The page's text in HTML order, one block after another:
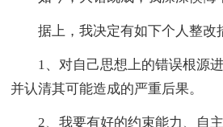
据上，我决定有如下个人整改
1、对自己思想上的错误根源进
并认清其可能造成的严重后果。
2、我要有好的约束能力、自主